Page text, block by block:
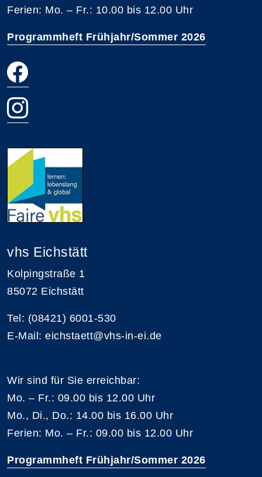
Ferien: Mo. – Fr.: 10.00 bis 12.00 Uhr
Programmheft Frühjahr/Sommer 2026
vhs Eichstätt
Kolpingstraße 1
85072 Eichstätt
Tel: (08421) 6001-530
E-Mail: eichstaett@vhs-in-ei.de
Wir sind für Sie erreichbar:
Mo. – Fr.: 09.00 bis 12.00 Uhr
Mo., Di., Do.: 14.00 bis 16.00 Uhr
Ferien: Mo. – Fr.: 09.00 bis 12.00 Uhr
Programmheft Frühjahr/Sommer 2026